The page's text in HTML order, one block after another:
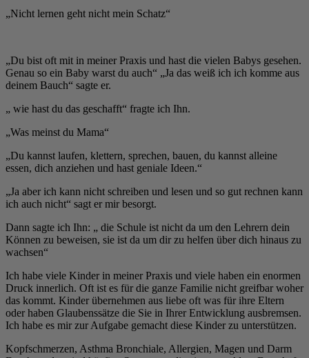
„Nicht lernen geht nicht mein Schatz“
„Du bist oft mit in meiner Praxis und hast die vielen Babys gesehen.
Genau so ein Baby warst du auch“ „Ja das weiß ich ich komme aus
deinem Bauch“ sagte er.
„ wie hast du das geschafft“ fragte ich Ihn.
„Was meinst du Mama“
„Du kannst laufen, klettern, sprechen, bauen, du kannst alleine
essen, dich anziehen und hast geniale Ideen.“
„Ja aber ich kann nicht schreiben und lesen und so gut rechnen kann
ich auch nicht“ sagt er mir besorgt.
Dann sagte ich Ihn: „ die Schule ist nicht da um den Lehrern dein
Können zu beweisen, sie ist da um dir zu helfen über dich hinaus zu
wachsen“
Ich habe viele Kinder in meiner Praxis und viele haben ein enormen
Druck innerlich. Oft ist es für die ganze Familie nicht greifbar woher
das kommt. Kinder übernehmen aus liebe oft was für ihre Eltern
oder haben Glaubenssätze die Sie in Ihrer Entwicklung ausbremsen.
Ich habe es mir zur Aufgabe gemacht diese Kinder zu unterstützen.
Kopfschmerzen, Asthma Bronchiale, Allergien, Magen und Darm